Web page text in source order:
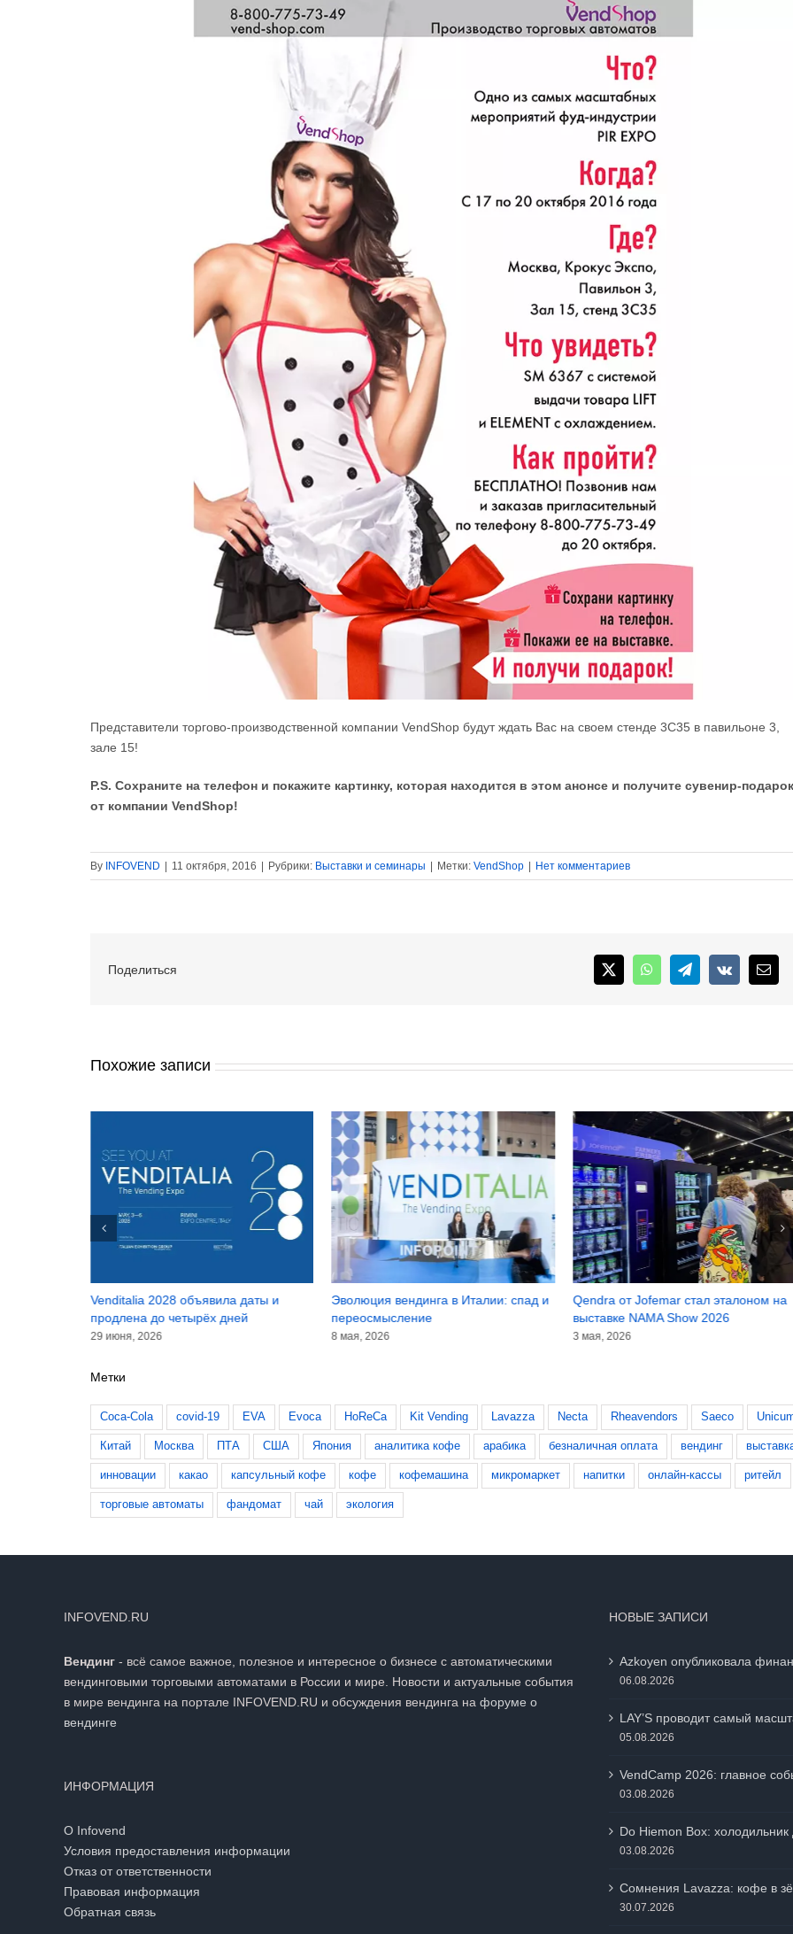
Представители торгово-производственной компании VendShop будут ждать Вас на своем стенде 3С35 в павильоне 3,
зале 15!
P.S. Сохраните на телефон и покажите картинку, которая находится в этом анонсе и получите сувенир-подарок
от компании VendShop!
By INFOVEND 11 октября, 2016 Рубрики: Выставки и семинары Метки: VendShop Нет комментариев
Поделиться X WhatsAppTelegram
Vk
Похожие записи
Venditalia 2028 объявила даты и
продлена до четырёх дней
29 июня, 2026
Эволюция вендинга в Италии: спад и
переосмысление
8 мая, 2026
Qendra от Jofemar стал эталоном на
выставке NAMA Show 2026
3 мая, 2026
Метки
Coca-Cola covid-19 EVA Evoca HoReCa Kit Vending Lavazza Necta Rheavendors Saeco
Китай Москва ПТА США Япония аналитика кофе арабика безналичная оплата вендинг
инновации какао капсульный кофе кофе кофемашина микромаркет напитки онлайн-кассы ритейл
торговые автоматы фандомат чай экология
INFOVEND.RU
Вендинг - всё самое важное, полезное и интересное о бизнесе с автоматическими
вендинговыми торговыми автоматами в России и мире. Новости и актуальные события
в мире вендинга на портале INFOVEND.RU и обсуждения вендинга на форуме о
вендинге
ИНФОРМАЦИЯ
О Infovend
Условия предоставления информации
Отказ от ответственности
Правовая информация
Обратная связь
НОВЫЕ ЗАПИСИ
Azkoyen опубликовала
06.08.2026
LAY’S проводит самый
05.08.2026
VendCamp 2026: главное
03.08.2026
Do Hiemon Box:
03.08.2026
Сомнения Lavazza: кофе в
30.07.2026